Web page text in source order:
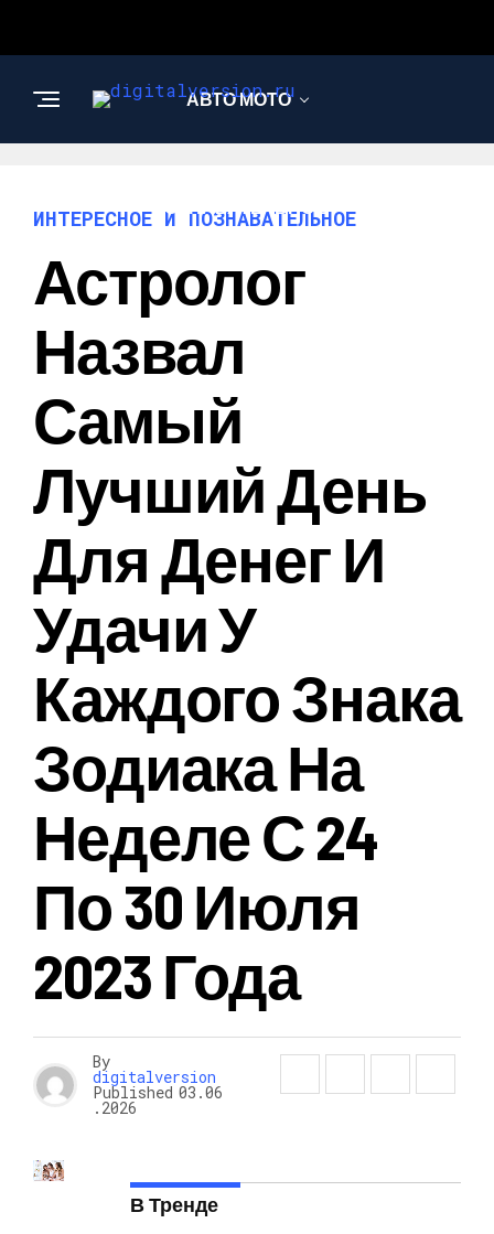
АВТО МОТО
ПОЗНАВАТЕЛЬНОЕ
ИНТЕРЕСНОЕ И ПОЗНАВАТЕЛЬНОЕ
Астролог
Назвал
Самый
Лучший День
Для Денег И
Удачи У
Каждого Знака
Зодиака На
Неделе С 24
По 30 Июля
2023 Года
By
digitalversion
Published 03.06
.2026
В Тренде